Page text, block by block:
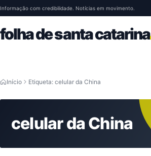
Pular para o conteúdo
Informação com credibilidade. Notícias em movimento.
folha de santa catarina
Início Etiqueta: celular da China
celular da China